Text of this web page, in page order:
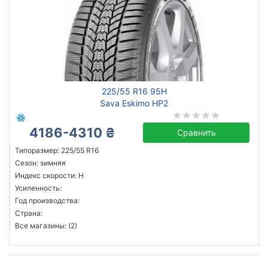
225/55 R16 95H
Sava Eskimo HP2
4186-4310 ₴ Сравнить
Типоразмер: 225/55 R16
Сезон: зимняя
Индекс скорости: H
Усиленность:
Год производства:
Страна:
Все магазины: (2)